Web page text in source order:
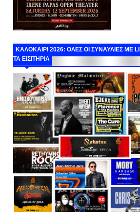
ΚΑΛΟΚΑΙΡΙ 2026: ΟΛΕΣ ΟΙ ΣΥΝΑΥΛΙΕΣ ΜΕ
ΤΑ ΕΙΣΙΤΗΡΙΑ